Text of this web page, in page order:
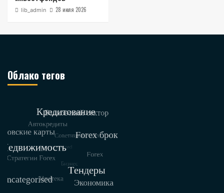
lib_admin 28 июля 2026
Облако тегов